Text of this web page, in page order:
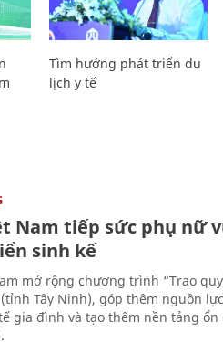
Tìm hướng phát triển du
lịch y tế
Nam tiếp sức phụ nữ
sinh kế
mở rộng chương trình “Trao
(tỉnh Tây Ninh), góp thêm nguồn
gia đình và tạo thêm nền tảng